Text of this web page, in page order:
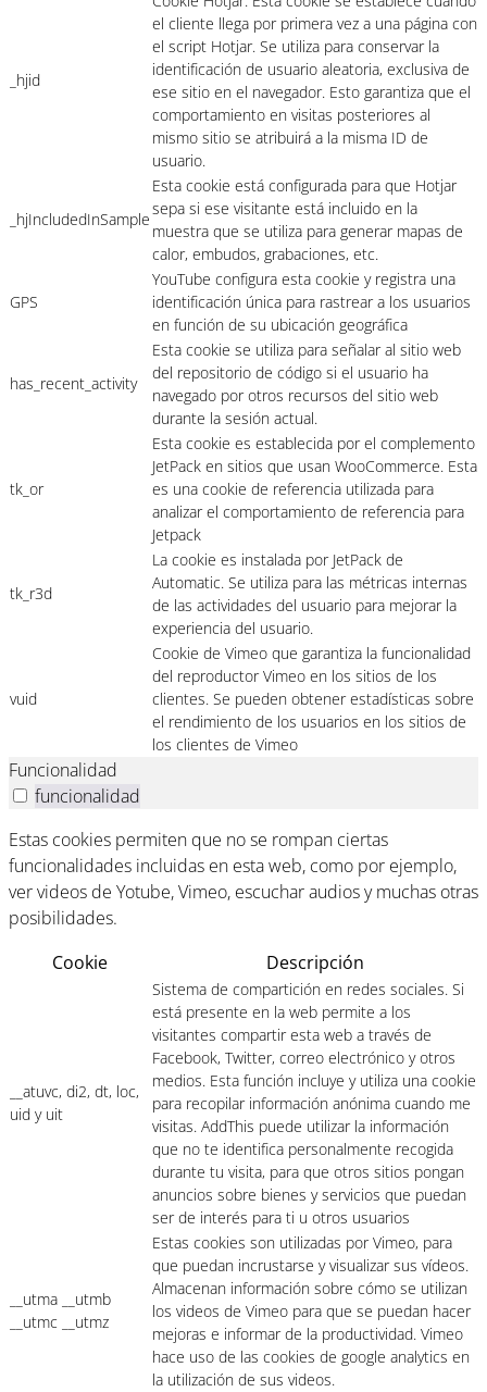
_hjid
el cliente llega por primera vez a una página con
el script Hotjar. Se utiliza para conservar la
identificación de usuario aleatoria, exclusiva de
ese sitio en el navegador. Esto garantiza que el
comportamiento en visitas posteriores al
mismo sitio se atribuirá a la misma ID de
usuario.
_hjIncludedInSample
Esta cookie está configurada para que Hotjar
sepa si ese visitante está incluido en la
muestra que se utiliza para generar mapas de
calor, embudos, grabaciones, etc.
GPS
YouTube configura esta cookie y registra una
identificación única para rastrear a los usuarios
en función de su ubicación geográfica
has_recent_activity
Esta cookie se utiliza para señalar al sitio web
del repositorio de código si el usuario ha
navegado por otros recursos del sitio web
durante la sesión actual.
tk_or
Esta cookie es establecida por el complemento
JetPack en sitios que usan WooCommerce. Esta
es una cookie de referencia utilizada para
analizar el comportamiento de referencia para
Jetpack
tk_r3d
La cookie es instalada por JetPack de
Automatic. Se utiliza para las métricas internas
de las actividades del usuario para mejorar la
experiencia del usuario.
vuid
Cookie de Vimeo que garantiza la funcionalidad
del reproductor Vimeo en los sitios de los
clientes. Se pueden obtener estadísticas sobre
el rendimiento de los usuarios en los sitios de
los clientes de Vimeo
Funcionalidad
funcionalidad
Estas cookies permiten que no se rompan ciertas
funcionalidades incluidas en esta web, como por ejemplo,
ver videos de Yotube, Vimeo, escuchar audios y muchas otras
posibilidades.
Cookie
Descripción
__atuvc, di2, dt, loc,
uid y uit
Sistema de compartición en redes sociales. Si
está presente en la web permite a los
visitantes compartir esta web a través de
Facebook, Twitter, correo electrónico y otros
medios. Esta función incluye y utiliza una cookie
para recopilar información anónima cuando me
visitas. AddThis puede utilizar la información
que no te identifica personalmente recogida
durante tu visita, para que otros sitios pongan
anuncios sobre bienes y servicios que puedan
ser de interés para ti u otros usuarios
__utma __utmb
__utmc __utmz
Estas cookies son utilizadas por Vimeo, para
que puedan incrustarse y visualizar sus vídeos.
Almacenan información sobre cómo se utilizan
los videos de Vimeo para que se puedan hacer
mejoras e informar de la productividad. Vimeo
hace uso de las cookies de google analytics en
la utilización de sus videos.